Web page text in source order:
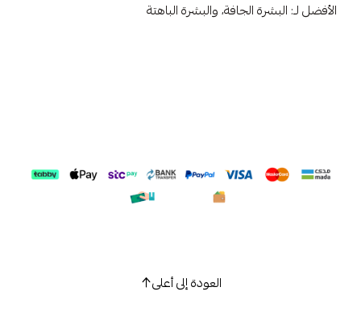
الأفضل لـ: البشرة الجافة، والبشرة الباهتة
العودة إلى أعلى